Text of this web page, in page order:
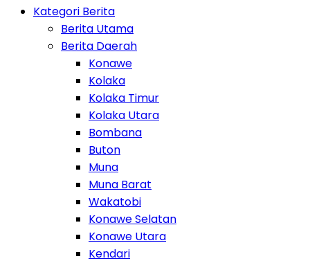
Kategori Berita
Berita Utama
Berita Daerah
Konawe
Kolaka
Kolaka Timur
Kolaka Utara
Bombana
Buton
Muna
Muna Barat
Wakatobi
Konawe Selatan
Konawe Utara
Kendari